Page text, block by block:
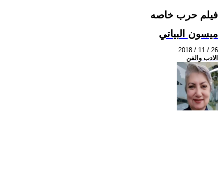
فيلم حرب خاصه
ميسون البياتي
2018 / 11 / 26
الادب والفن